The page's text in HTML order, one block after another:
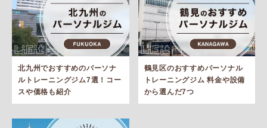
北九州でおすすめのパーソナ
ルトレーニングジム7選！コー
スや価格も紹介
鶴見区のおすすめパーソナル
トレーニングジム 料金や設備
から選んだ7つ